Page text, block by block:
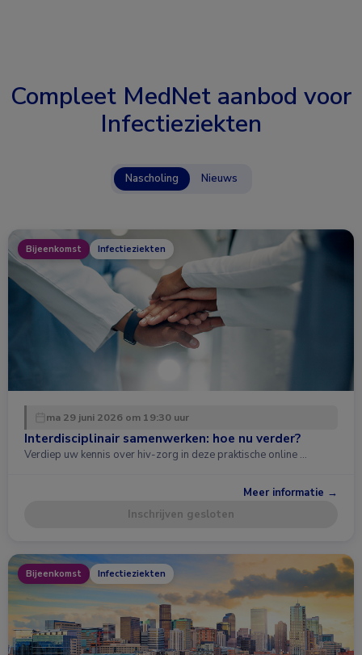
Compleet MedNet aanbod voor
Infectieziekten
Nascholing Nieuws
Bijeenkomst Infectieziekten
ma 29 juni 2026 om 19:30 uur
Interdisciplinair samenwerken: hoe nu verder?
Verdiep uw kennis over hiv-zorg in deze praktische online …
Meer informatie →
Inschrijven gesloten
Bijeenkomst Infectieziekten